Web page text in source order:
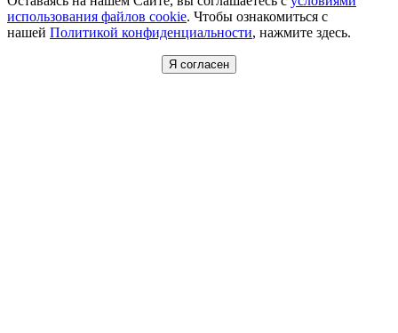
использования файлов cookie. Чтобы ознакомиться с
нашей Политикой конфиденциальности, нажмите здесь.
Я согласен